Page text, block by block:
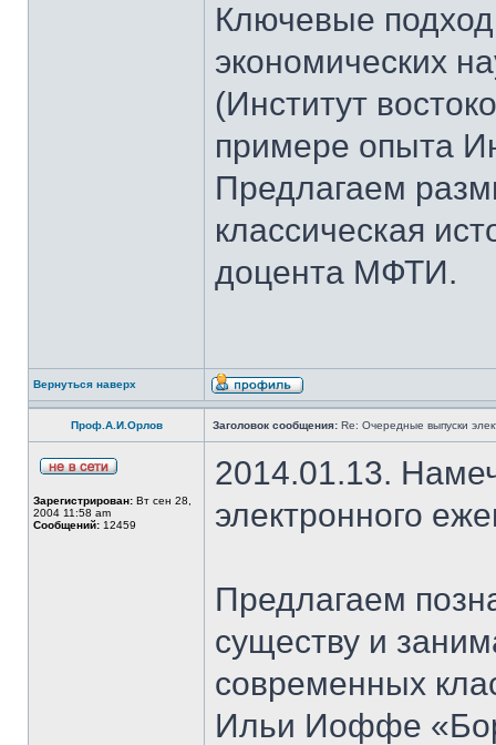
Ключевые
экономических
(Институт
примере опыта
Предлагаем
классическая
доцента МФТИ.
Вернуться наверх
Проф.А.И.Орлов Заголовок сообщения: Re: Очередные выпуски
Зарегистрирован: Вт сен 28,
2004 11:58 am
Сообщений: 12459
2014.01.13.
электронного
Предлагаем
существу и
современных
Ильи Иоффе